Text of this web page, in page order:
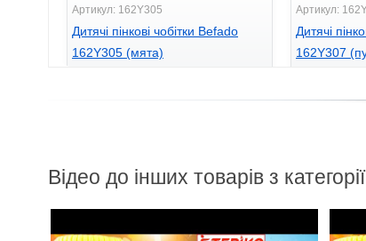
Артикул: 162Y305
Дитячі пінкові чобітки Befado
162Y305 (мята)
Артикул:
Дитячі
162Y307
Відео до інших товарів з